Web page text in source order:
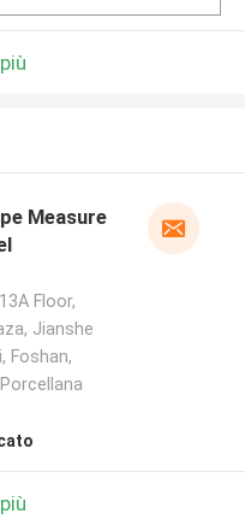
Measure
Floor,
Jianshe
Foshan,